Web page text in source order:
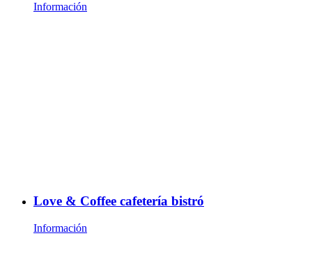
Información
Love & Coffee cafetería bistró
Información